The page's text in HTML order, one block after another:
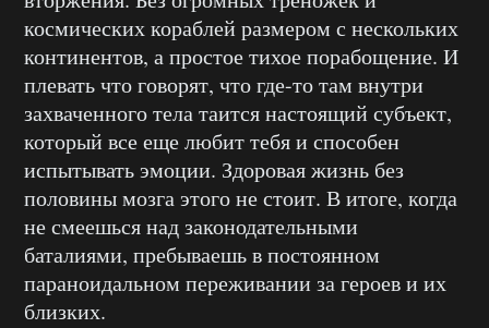
космических кораблей размером с нескольких
континентов, а простое тихое порабощение. И
плевать что говорят, что где-то там внутри
захваченного тела таится настоящий субъект,
который все еще любит тебя и способен
испытывать эмоции. Здоровая жизнь без
половины мозга этого не стоит. В итоге, когда
не смеешься над законодательными
баталиями, пребываешь в постоянном
параноидальном переживании за героев и их
близких.